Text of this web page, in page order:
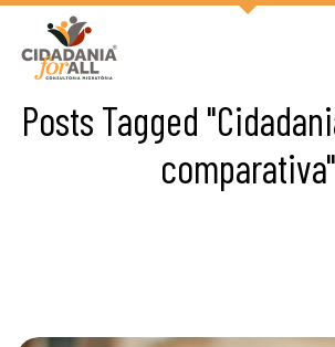
Posts Tagged
comparativa"